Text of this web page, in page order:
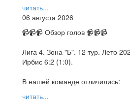
читать...
06 августа 2026
📹📹📹 Обзор голов 📹📹📹
Лига 4. Зона "Б". 12 тур. Лето
Ирбис 6:2 (1:0).
В нашей команде отличились:
читать...